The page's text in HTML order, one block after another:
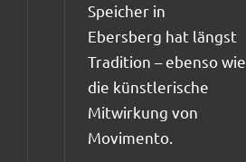
Speicher in
Ebersberg hat längst
Tradition – ebenso wie
die künstlerische
Mitwirkung von
Movimento.